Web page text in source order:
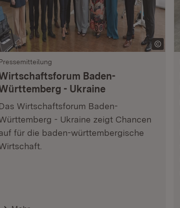
Baden-
- Ukraine
Das Wirtschaftsforum Baden-
- Ukraine zeigt Chancen
für die baden-württembergische